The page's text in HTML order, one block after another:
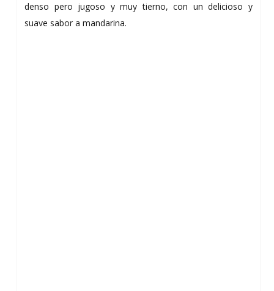
denso pero jugoso y muy tierno, con un delicioso y
suave sabor a mandarina.